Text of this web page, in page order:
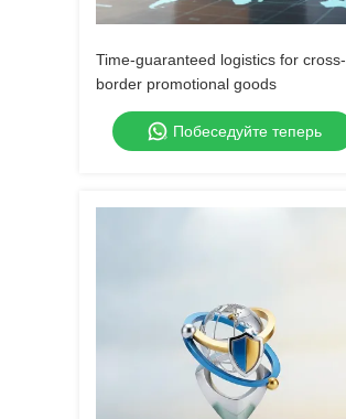
Time-guaranteed logistics for cross-
border promotional goods
Побеседуйте теперь